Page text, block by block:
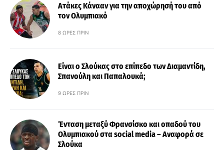
Ατάκες Κάνααν για την αποχώρησή του από
τον Ολυμπιακό
8 ΏΡΕΣ ΠΡΙΝ
Είναι ο Σλούκας στο επίπεδο των Διαμαντίδη,
Σπανούλη και Παπαλουκά;
9 ΏΡΕΣ ΠΡΙΝ
Ένταση μεταξύ Φρανσίσκο και οπαδού του
Ολυμπιακού στα social media – Αναφορά σε
Σλούκα